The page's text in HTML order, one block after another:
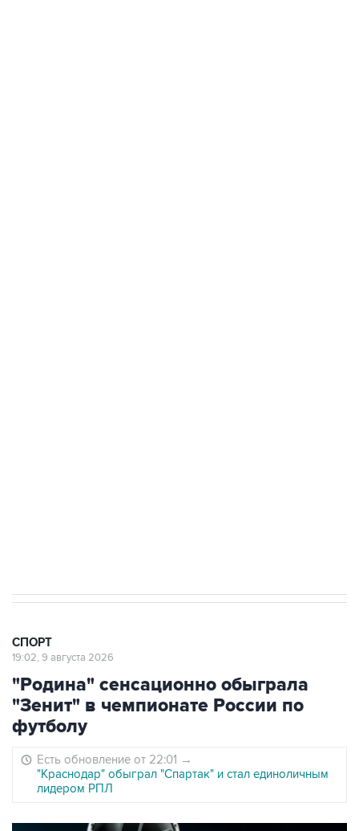
СПОРТ
19:02, 9 августа 2026
"Родина" сенсационно обыграла
"Зенит" в чемпионате России по
футболу
Есть обновление от 22:01 →
"Краснодар" обыграл "Спартак" и стал единоличным
лидером РПЛ